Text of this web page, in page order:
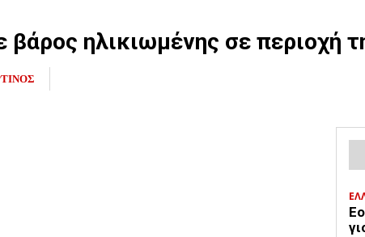
βάρος ηλικιωμένης σε περιοχή